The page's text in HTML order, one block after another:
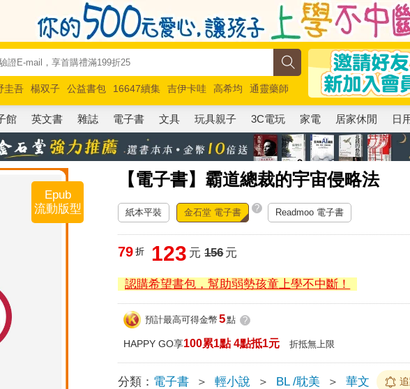
圭吾 楊双子 公益書包 16647續集 吉伊卡哇 高希均
通靈藥師
路邊攤新作 馬斯克 玩具總動員5 超慢跑
館 英文書 雜誌 電子書 文具 玩具親子 3C電玩 家電 居家休閒 日
【電子書】霸道總裁的宇宙侵略法
Epub
流動版型
紙本平裝 金石堂 電子書 ? Readmoo 電子書
79 折 123 元 156元
認購希望書包，幫助弱勢孩童上學不中斷！
預計最高可得金幣 5點 ?
HAPPY GO享100累1點 4點抵1元 折抵無上限
分類： 電子書 ＞ 輕小說 ＞ BL /耽美 ＞ 華文